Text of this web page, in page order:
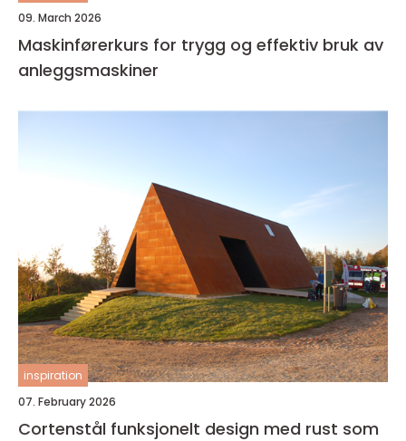
09. March 2026
Maskinførerkurs for trygg og effektiv bruk av
anleggsmaskiner
inspiration
07. February 2026
Cortenstål funksjonelt design med rust som